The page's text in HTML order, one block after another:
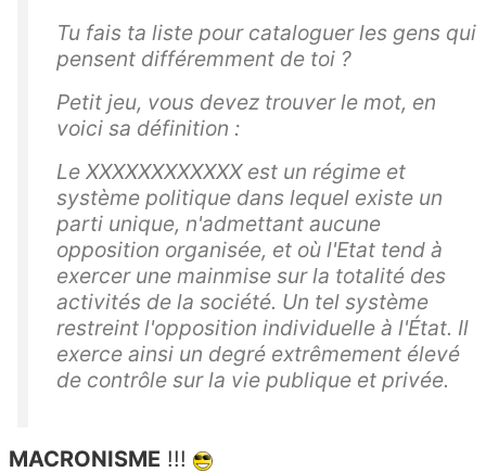
Tu fais ta liste pour cataloguer les gens qui
pensent différemment de toi ?
Petit jeu, vous devez trouver le mot, en
voici sa définition :
Le XXXXXXXXXXXXest un régime et
système politique dans lequel existe un
parti unique, n'admettant aucune
opposition organisée, et où l'Etat tend à
exercer une mainmise sur la totalité des
activités de la société. Un tel système
restreint l'opposition individuelle à l'État. Il
exerce ainsi un degré extrêmement élevé
de contrôle sur la vie publique et privée.
MACRONISME !!!